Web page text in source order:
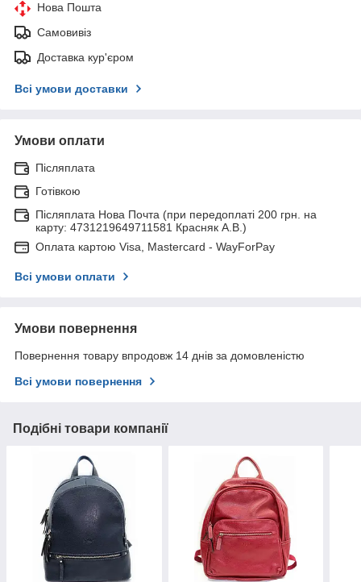
Нова Пошта
Самовивіз
Доставка кур'єром
Всі умови доставки
Умови оплати
Післяплата
Готівкою
Післяплата Нова Почта (при передоплаті 200 грн. на
карту: 4731219649711581 Красняк А.В.)
Оплата картою Visa, Mastercard - WayForPay
Всі умови оплати
Умови повернення
Повернення товару впродовж 14 днів за домовленістю
Всі умови повернення
Подібні товари компанії